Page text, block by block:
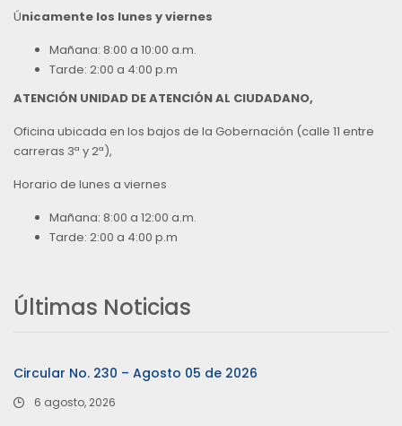
Únicamente los lunes y viernes
Mañana: 8:00 a 10:00 a.m.
Tarde: 2:00 a 4:00 p.m
ATENCIÓN UNIDAD DE ATENCIÓN AL CIUDADANO,
Oficina ubicada en los bajos de la Gobernación (calle 11 entre
carreras 3ª y 2ª),
Horario de lunes a viernes
Mañana: 8:00 a 12:00 a.m.
Tarde: 2:00 a 4:00 p.m
Últimas Noticias
Circular No. 230 – Agosto 05 de 2026
6 agosto, 2026